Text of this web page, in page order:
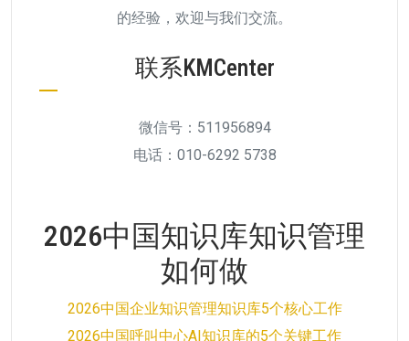
的经验，欢迎与我们交流。
联系KMCenter
微信号：511956894
电话：010-6292 5738
2026中国知识库知识管理
如何做
2026中国企业知识管理知识库5个核心工作
2026中国呼叫中心AI知识库的5个关键工作